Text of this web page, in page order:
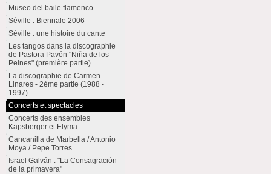
Museo del baile flamenco
Séville : Biennale 2006
Séville : une histoire du cante
Les tangos dans la discographie
de Pastora Pavón "Niña de los
Peines" (première partie)
La discographie de Carmen
Linares - 2ème partie (1988 -
1997)
Concerts et spectacles
Concerts des ensembles
Kapsberger et Elyma
Cancanilla de Marbella / Antonio
Moya / Pepe Torres
Israel Galván : "La Consagración
de la primavera"